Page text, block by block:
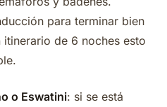
para terminar bien
de 6 noches esto
o Eswatini: si se está